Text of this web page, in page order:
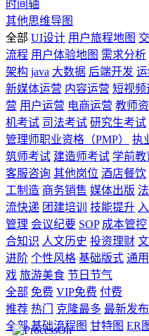
时间轴
其他思维导图
全部 UI设计 用户旅程地图
流程 用户体验地图 需求分析
架构 java 大数据 后端开发
新媒体运营 内容运营 短视频
营 用户运营 电商运营 教师
机考试 司法考试 研究生考试
管理师职业资格（PMP）
执
筑师考试 建造师考试 学前教
客服咨询 其他岗位 酒店餐饮
工制造 商务销售 媒体出版
流快递 团建培训 技能提升
管理 会议纪要 SOP 成本管控
合知识 人文历史 投资理财
进阶 个性风格 基础版式 通
戏 旅游美食 节日节气
全部 免费 VIP免费 付费
推荐 热门 克隆最多 最新发布
全部 基础流程图 甘特图 ER